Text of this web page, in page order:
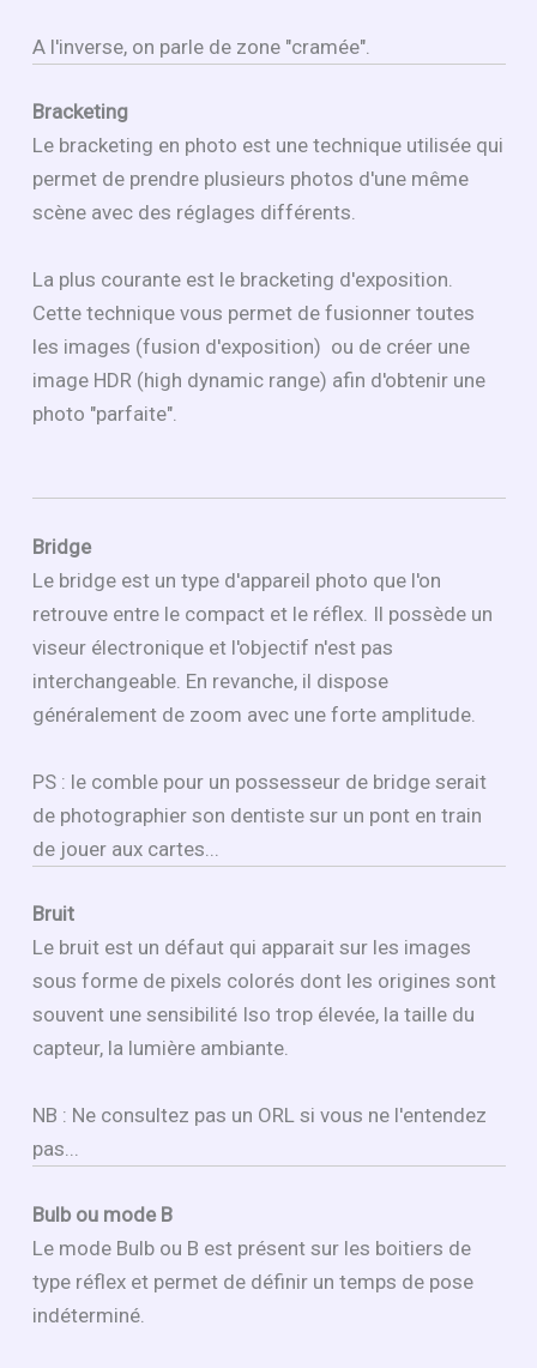
A l'inverse, on parle de zone "cramée".
Bracketing
Le bracketing en photo est une technique utilisée qui
permet de prendre plusieurs photos d'une même
scène avec des réglages différents.
La plus courante est le bracketing d'exposition.
Cette technique vous permet de fusionner toutes
les images (fusion d'exposition) ou de créer une
image HDR (high dynamic range) afin d'obtenir une
photo "parfaite".
Bridge
Le bridge est un type d'appareil photo que l'on
retrouve entre le compact et le réflex. Il possède un
viseur électronique et l'objectif n'est pas
interchangeable. En revanche, il dispose
généralement de zoom avec une forte amplitude.
PS : le comble pour un possesseur de bridge serait
de photographier son dentiste sur un pont en train
de jouer aux cartes...
Bruit
Le bruit est un défaut qui apparait sur les images
sous forme de pixels colorés dont les origines sont
souvent une sensibilité Iso trop élevée, la taille du
capteur, la lumière ambiante.
NB : Ne consultez pas un ORL si vous ne l'entendez
pas...
Bulb ou mode B
Le mode Bulb ou B est présent sur les boitiers de
type réflex et permet de définir un temps de pose
indéterminé.